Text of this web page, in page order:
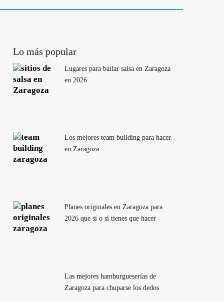
Lo más popular
Lugares para bailar salsa en Zaragoza
en 2026
Los mejores team building para hacer
en Zaragoza
Planes originales en Zaragoza para
2026 que sí o sí tienes que hacer
Las mejores hamburgueserías de
Zaragoza para chuparse los dedos